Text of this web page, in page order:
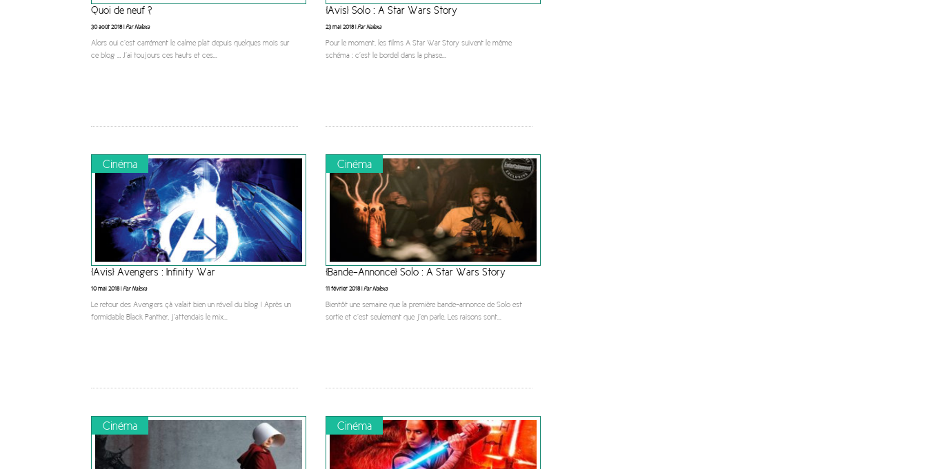
Quoi de neuf ?
30 août 2018 |Par Nalexa
Alors oui c’est carrément le calme plat depuis quelques mois sur
ce blog … J’ai toujours ces hauts et ces...
[Avis] Solo : A Star Wars Story
23 mai 2018 |Par Nalexa
Pour le moment, les films A Star War Story suivent le même
schéma : c’est le bordel dans la phase...
Cinéma
[Avis] Avengers : Infinity War
10 mai 2018 |Par Nalexa
Le retour des Avengers çà valait bien un réveil du blog ! Après un
formidable Black Panther, j’attendais le mix...
Cinéma
[Bande-Annonce] Solo : A Star Wars Story
11 février 2018 |Par Nalexa
Bientôt une semaine que la première bande-annonce de Solo est
sortie et c’est seulement que j’en parle. Les raisons sont...
Cinéma Cinéma